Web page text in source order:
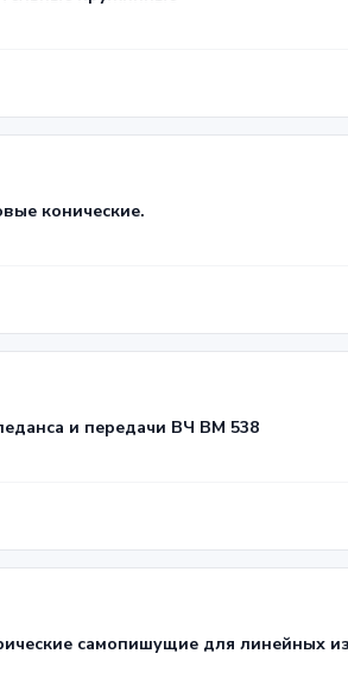
конические.
и передачи ВЧ ВМ 538
самопишущие для линейных